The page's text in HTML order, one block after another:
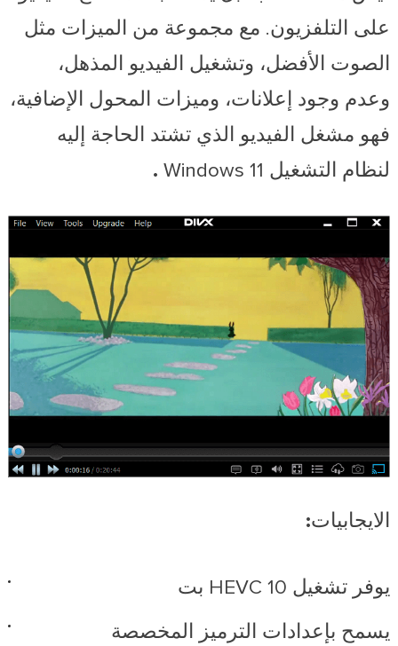
على التلفزيون. مع مجموعة من الميزات مثل
الصوت الأفضل، وتشغيل الفيديو المذهل،
وعدم وجود إعلانات، وميزات المحول الإضافية،
فهو مشغل الفيديو الذي تشتد الحاجة إليه
لنظام التشغيل Windows 11
.
الايجابيات:
يوفر تشغيل HEVC 10 بت
يسمح بإعدادات الترميز المخصصة